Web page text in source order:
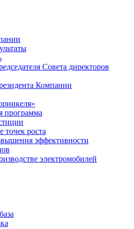
Совета директоров
Компании
программа
роста
эффективности
электромобилей